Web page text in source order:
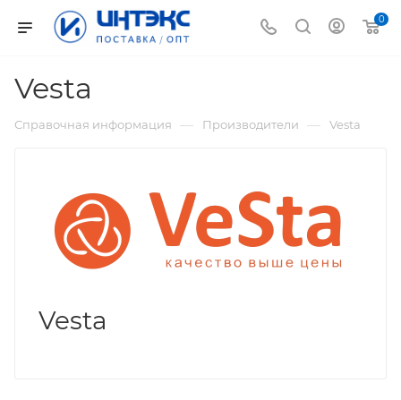
0
Vesta
Справочная информация — Производители — Vesta
Vesta